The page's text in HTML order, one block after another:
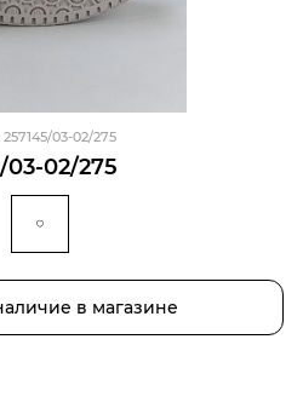
02/275
03-02/275
в магазине